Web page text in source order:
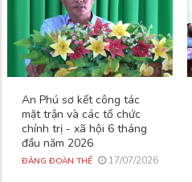
An Phú sơ kết công tác
mặt trận và các tổ chức
chính trị - xã hội 6 tháng
đầu năm 2026
ĐẢNG ĐOÀN THỂ 17/07/2026